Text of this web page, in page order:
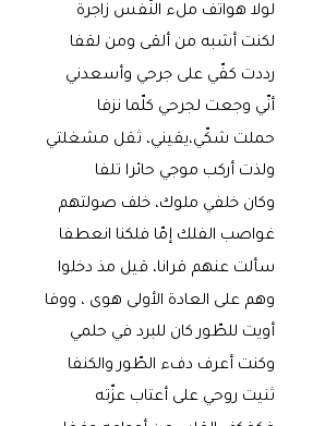
لولا هواتف ملء النّفس زاجرة
لكنت أشبه من ألقى ومن لقفا
رددت كفّي على جرحي وأسعدني
أنّي وجعت لجرحي كلّما نزفا
حملت شكّي،يقيني، ثقل مشغلتي
ولذت أركب موجي حائرا تلفا
وكان خلفي ملوك، خلف صولتهم
غواصب الفلك إمّا فلكنا انعطفا
سألت عنهم قرانا، قيل مذ دخلوا
وهم على العادة الأولى هوى ، ووفا
أويت للطّور كان للبرد في حلمي
وكنت أعرف دفء الطّور والكنفا
ثنيت روحي على أعتاب عزّته